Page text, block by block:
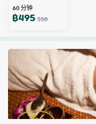
60分钟
฿495550